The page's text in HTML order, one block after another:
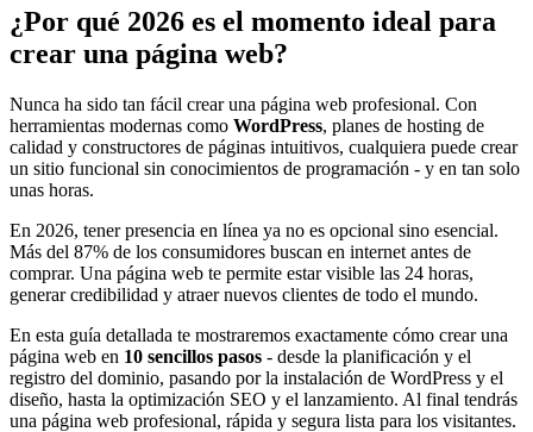
¿Por qué 2026 es el momento ideal para
crear una página web?
Nunca ha sido tan fácil crear una página web profesional. Con
herramientas modernas como WordPress, planes de hosting de
calidad y constructores de páginas intuitivos, cualquiera puede crear
un sitio funcional sin conocimientos de programación - y en tan solo
unas horas.
En 2026, tener presencia en línea ya no es opcional sino esencial.
Más del 87% de los consumidores buscan en internet antes de
comprar. Una página web te permite estar visible las 24 horas,
generar credibilidad y atraer nuevos clientes de todo el mundo.
En esta guía detallada te mostraremos exactamente cómo crear una
página web en 10 sencillos pasos - desde la planificación y el
registro del dominio, pasando por la instalación de WordPress y el
diseño, hasta la optimización SEO y el lanzamiento. Al final tendrás
una página web profesional, rápida y segura lista para los visitantes.